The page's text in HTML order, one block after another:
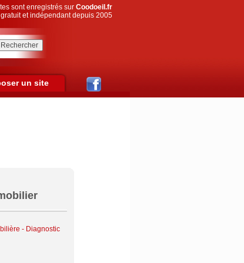
sont enregistrés sur Coodoeil.fr
et indépendant depuis 2005
un site
- Diagnostic